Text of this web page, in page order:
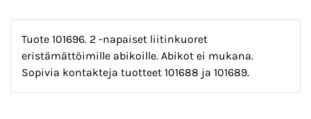
Tuote 101696. 2 -napaiset liitinkuoret
eristämättöimille abikoille. Abikot ei mukana.
Sopivia kontakteja tuotteet 101688 ja 101689.